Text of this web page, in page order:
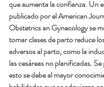
que aumenta la confianza. Un
publicado por el American
Obstetrics an Gynecology se
tomar clases de parto reduce
adversos al parto, como la
las cesáreas no planificadas.
esto se debe al mayor